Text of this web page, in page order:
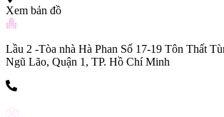
Xem bản đồ
Lầu 2 -Tòa nhà Hà Phan Số 17-19 Tôn Thất
Ngũ Lão, Quận 1, TP. Hồ Chí Minh